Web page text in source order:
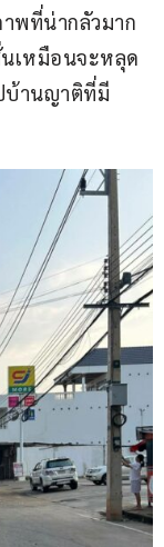
พที่น่ากลัวมาก
เหมือนจะหลุด
บ้านญาติที่มี